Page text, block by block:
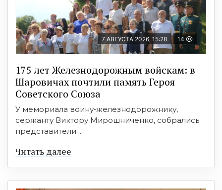
7 АВГУСТА 2026, 15:28 14
175 лет Железнодорожным войскам: в
Шаровичах почтили память Героя
Советского Союза
У мемориала воину‑железнодорожнику,
сержанту Виктору Мирошниченко, собрались
представители ...
Читать далее